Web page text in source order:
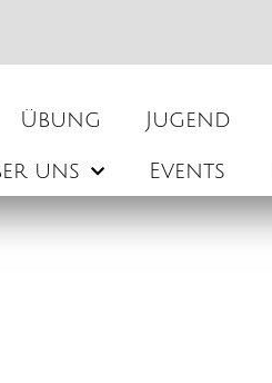
Übung Jugend
uns Events